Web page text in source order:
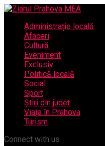
Administrație locală
Afaceri
Cultură
Eveniment
Exclusiv
Politică locală
Social
Sport
Știri din județ
Viața în Prahova
Turism
Connect with us